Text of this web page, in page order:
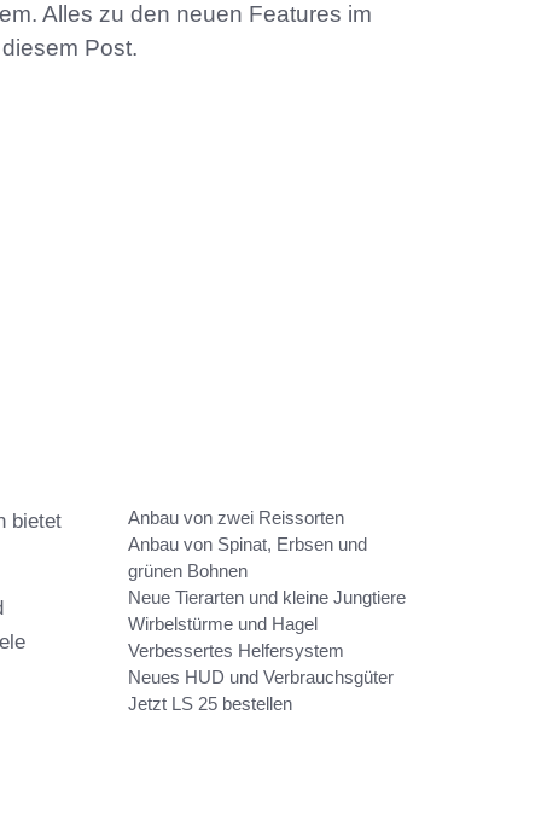
Alles zu den neuen Features im
Post.
bietet
Anbau von zwei Reissorten
Anbau von Spinat, Erbsen und
grünen Bohnen
Neue Tierarten und kleine Jungtiere
Wirbelstürme und Hagel
Verbessertes Helfersystem
Neues HUD und Verbrauchsgüter
Jetzt LS 25 bestellen